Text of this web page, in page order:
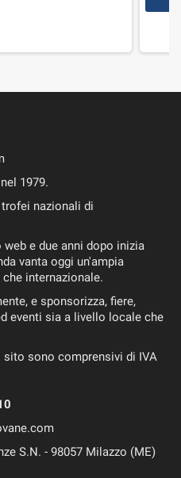
1979.
trofei nazionali di
e due anni dopo inizia
vanta oggi un'ampia
internazionale.
e sponsorizza, fiere,
eventi sia a livello locale che
sono comprensivi di IVA
S.N. - 98057 Milazzo (ME)